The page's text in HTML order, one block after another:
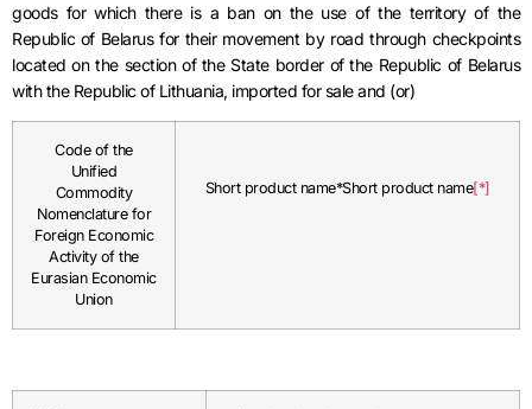
goods for which there is a ban on the use of the territory of the
Republic of Belarus for their movement by road through checkpoints
located on the section of the State border of the Republic of Belarus
with the Republic of Lithuania, imported for sale and (or)
Code of the
Unified
Commodity
Nomenclature for
Foreign Economic
Activity of the
Eurasian Economic
Union
Short product name*Short product name[*]